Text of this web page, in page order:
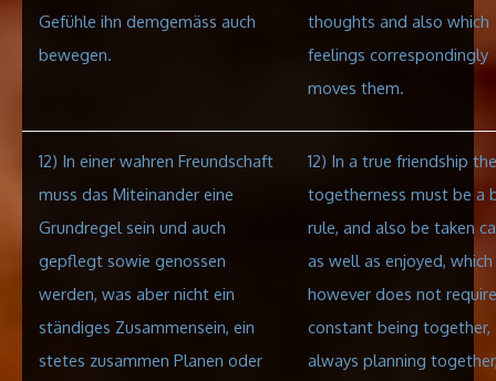
Gefühle ihn demgemäss auch
bewegen.
thoughts and also which
feelings correspondingly
moves them.
12) In einer wahren Freundschaft
muss das Miteinander eine
Grundregel sein und auch
gepflegt sowie genossen
werden, was aber nicht ein
ständiges Zusammensein, ein
stetes zusammen Planen oder
12) In a true friendship the
togetherness must be a
rule, and also be taken
as well as enjoyed, which
however does not
constant being together,
always planning